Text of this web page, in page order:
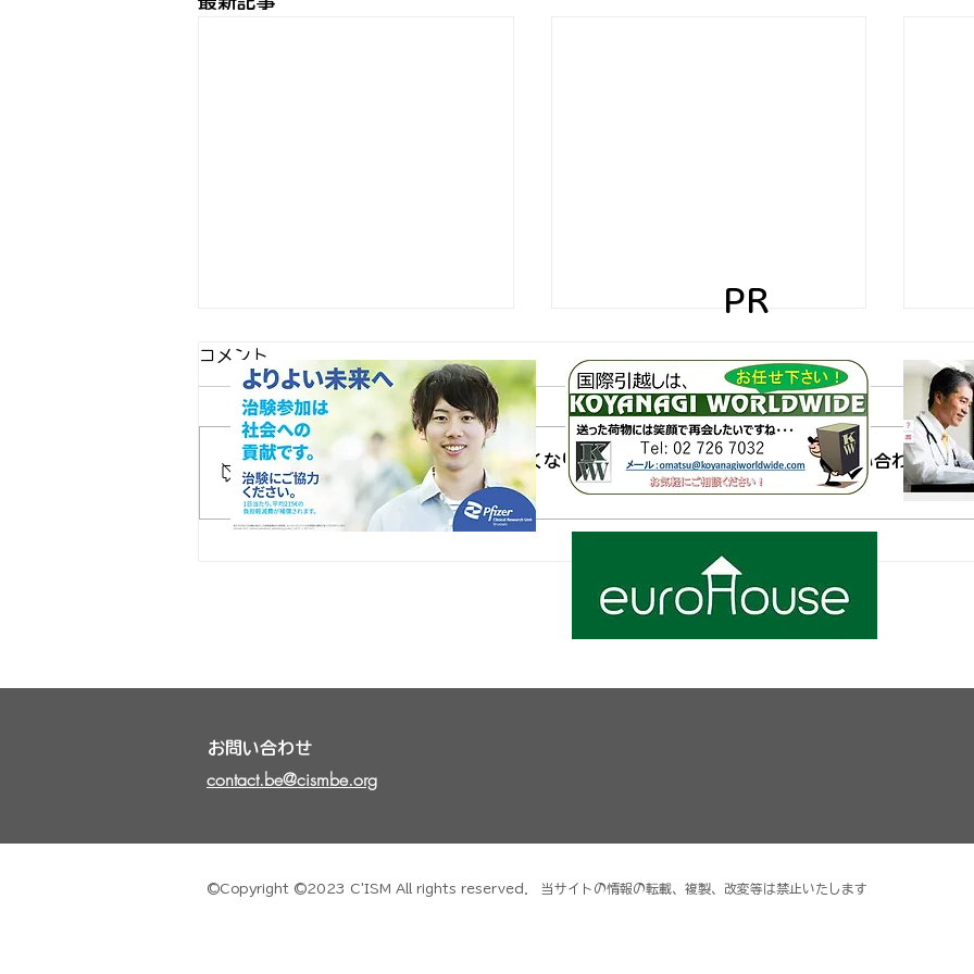
ベルギーの交通機関 バス・ト
公共交通機関に乗って出かけ
よう！地下鉄基本編
コメント
この投稿へのコメントは利用できなくなりました。詳細はサイト所有者にお問い合わせくだ
い。
PR
お問い合わせ
contact.be@cismbe.org
©Copyright ©2023 C'ISM All rights reserved． 当サイトの情報の転載、複製、改変等は禁止いたします